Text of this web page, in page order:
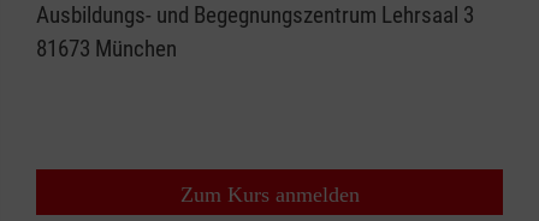
Ausbildungs- und Begegnungszentrum Lehrsaal 3
81673 München
Zum Kurs anmelden